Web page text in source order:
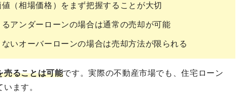
（相場価格）をまず把握することが大切
アンダーローンの場合は通常の売却が可能
いオーバーローンの場合は売却方法が限られる
売ることは可能です。実際の不動産市場でも、住宅ローン
ます。